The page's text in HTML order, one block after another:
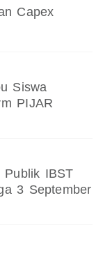
Capex
Siswa
PIJAR
Publik IBST
3 September